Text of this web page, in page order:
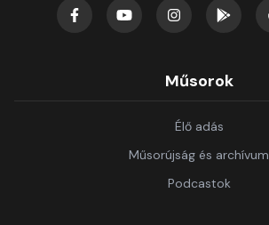
Műsorok
Élő adás
Műsorújság és archívum
Podcastok